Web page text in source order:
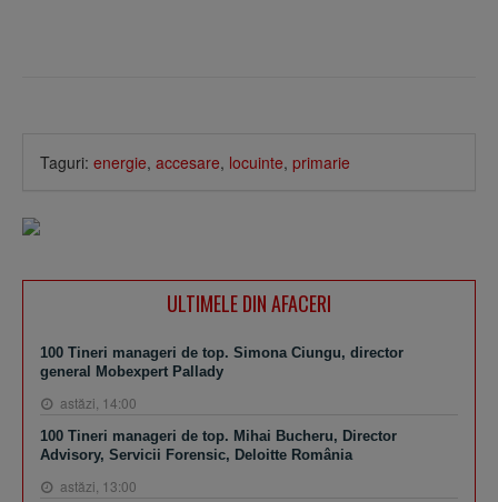
Taguri: energie, accesare, locuinte, primarie
ULTIMELE DIN AFACERI
100 Tineri manageri de top. Simona Ciungu, director
general Mobexpert Pallady
astăzi, 14:00
100 Tineri manageri de top. Mihai Bucheru, Director
Advisory, Servicii Forensic, Deloitte România
astăzi, 13:00